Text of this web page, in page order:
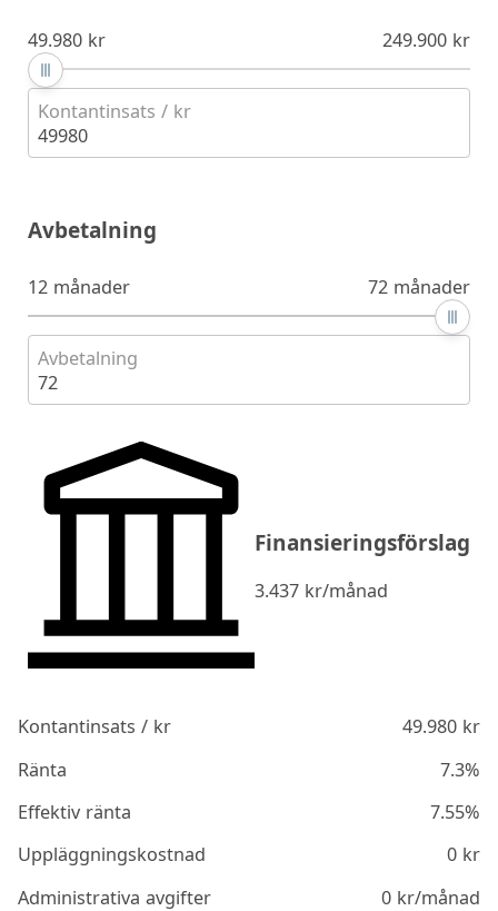
49.980 kr 249.900 kr
Kontantinsats / kr
49980
Avbetalning
12 månader 72 månader
Avbetalning
72
Finansieringsförslag
3.437 kr/månad
Kontantinsats / kr 49.980kr
Ränta
7.3%
Effektiv ränta
7.55%
Uppläggningskostnad
0kr
Administrativa avgifter
0kr/månad